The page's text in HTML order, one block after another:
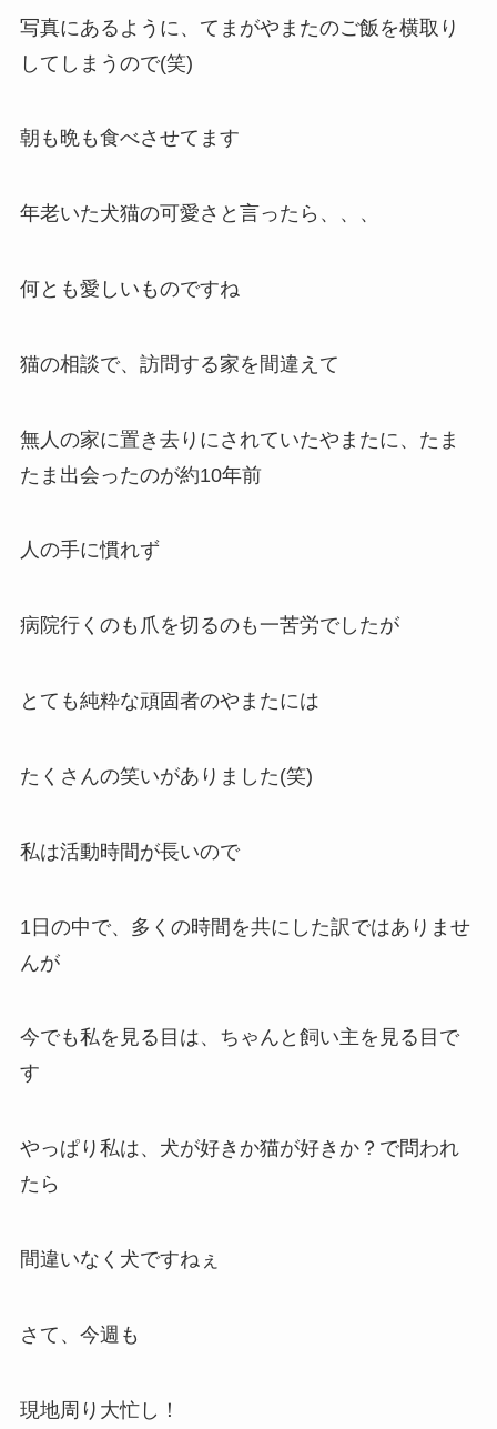
写真にあるように、てまがやまたのご飯を横取り
してしまうので(笑)
朝も晩も食べさせてます
年老いた犬猫の可愛さと言ったら、、、
何とも愛しいものですね
猫の相談で、訪問する家を間違えて
無人の家に置き去りにされていたやまたに、たま
たま出会ったのが約10年前
人の手に慣れず
病院行くのも爪を切るのも一苦労でしたが
とても純粋な頑固者のやまたには
たくさんの笑いがありました(笑)
私は活動時間が長いので
1日の中で、多くの時間を共にした訳ではありませ
んが
今でも私を見る目は、ちゃんと飼い主を見る目で
す
やっぱり私は、犬が好きか猫が好きか？で問われ
たら
間違いなく犬ですねぇ
さて、今週も
現地周り大忙し！